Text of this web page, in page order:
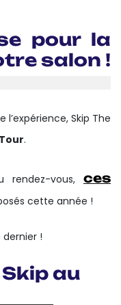
pour la
salon !
Skip The
.
vous, ces
cette année !
!
au